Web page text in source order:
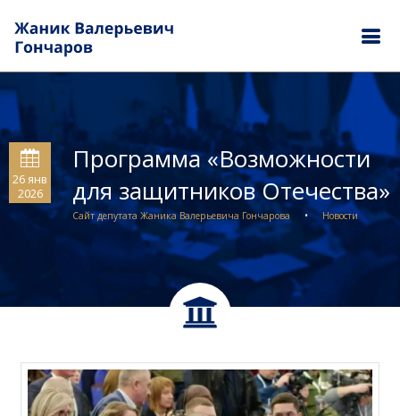
26 янв
2026
Программа «Возможности
для защитников Отечества»
Сайт депутата Жаника Валерьевича Гончарова • Новости